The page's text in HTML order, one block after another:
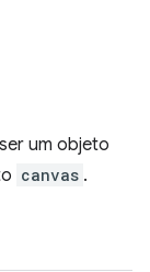
um objeto
canvas .